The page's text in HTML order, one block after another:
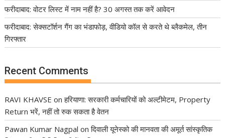
फरीदाबाद: वोटर लिस्ट में नाम नहीं है? 30 अगस्त तक करें आवेदन
फरीदाबाद: सेक्सटॉर्शन गैंग का भंडाफोड़, वीडियो कॉल से करते थे ब्लैकमेल, तीन
गिरफ्तार
Recent Comments
RAVI KHAVSE onहरियाणा: सरकारी कर्मचारियों को अल्टीमेटम, Property
Return भरें, नहीं तो रुक सकता है वेतन
Pawan Kumar Nagpal onदिवाली यूनेस्को की मानवता की अमूर्त सांस्कृतिक